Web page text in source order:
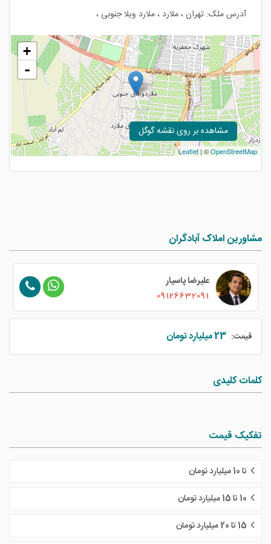
آدرس ملک: تهران ، ملارد ، ملارد ویلا جنوبی ،
+
-
Leaflet| ©OpenStreetMap
مشاهده بر روی نقشه گوگل
مشاورین املاک آبادگران
علیرضا پاسیار
09126632091
قیمت: 23 میلیارد تومان
کلمات کلیدی
تفکیک قیمت
تا 10 میلیارد تومان
10 تا 15 میلیارد تومان
15 تا 20 میلیارد تومان